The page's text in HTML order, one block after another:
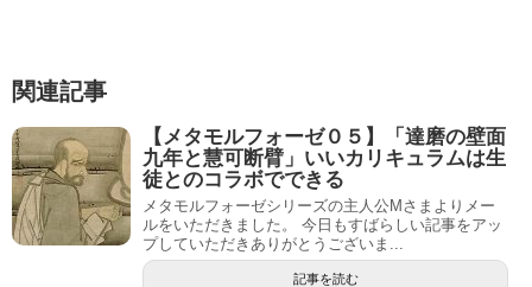
関連記事
【メタモルフォーゼ０５】「達磨の壁面
九年と慧可断臂」いいカリキュラムは生
徒とのコラボでできる
メタモルフォーゼシリーズの主人公Mさまよりメー
ルをいただきました。 今日もすばらしい記事をアッ
プしていただきありがとうございま...
記事を読む